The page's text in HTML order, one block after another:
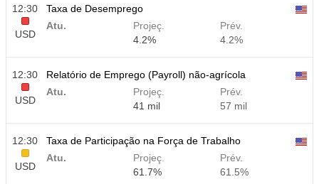
12:30
USD
Taxa de Desemprego
Atu.
Projeç.
4.2%
Prév.
4.2%
12:30
USD
Relatório de Emprego (Payroll) não-agrícola
Atu.
Projeç.
41 mil
Prév.
57 mil
12:30
USD
Taxa de Participação na Força de Trabalho
Atu.
Projeç.
61.7%
Prév.
61.5%